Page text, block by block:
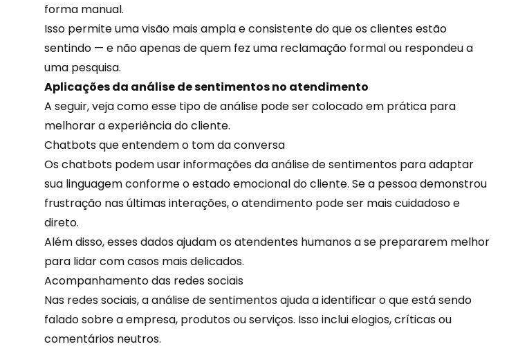
forma manual.
Isso permite uma visão mais ampla e consistente do que os clientes estão
sentindo — e não apenas de quem fez uma reclamação formal ou respondeu a
uma pesquisa.
Aplicações da análise de sentimentos no atendimento
A seguir, veja como esse tipo de análise pode ser colocado em prática para
melhorar a experiência do cliente.
Chatbots que entendem o tom da conversa
Os chatbots podem usar informações da análise de sentimentos para adaptar
sua linguagem conforme o estado emocional do cliente. Se a pessoa demonstrou
frustração nas últimas interações, o atendimento pode ser mais cuidadoso e
direto.
Além disso, esses dados ajudam os atendentes humanos a se prepararem melhor
para lidar com casos mais delicados.
Acompanhamento das redes sociais
Nas redes sociais, a análise de sentimentos ajuda a identificar o que está sendo
falado sobre a empresa, produtos ou serviços. Isso inclui elogios, críticas ou
comentários neutros.